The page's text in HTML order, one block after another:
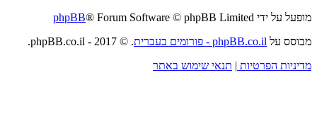
מופעל על ידי
phpBB® Forum Software © phpBB Limited
מבוסס על phpBB.co.il - פורומים בעברית
. © 2017 - phpBB.co.il.
מדיניות הפרטיות | תנאי שימוש באתר